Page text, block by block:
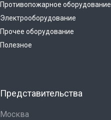
Противопожарное оборудование
Электрооборудование
Прочее оборудование
Полезное
Представительства
Москва